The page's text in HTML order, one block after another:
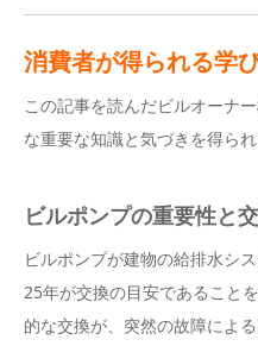
消費者が得られる学
この記事を読んだビルオーナ
な重要な知識と気づきを得られ
ビルポンプの重要性と
ビルポンプが建物の給排水シ
25年が交換の目安であること
的な交換が、突然の故障によ